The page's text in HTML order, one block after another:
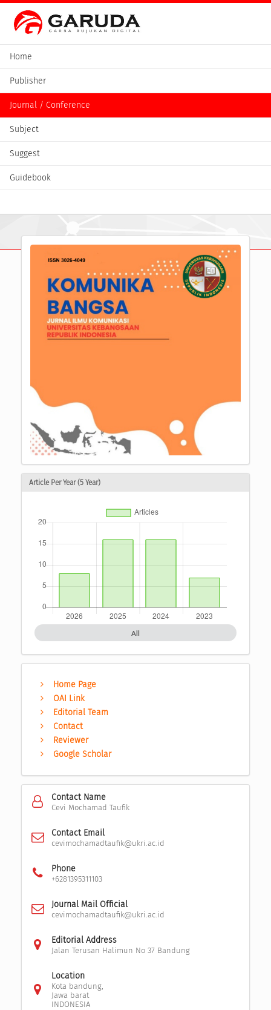
Home
Publisher
Journal / Conference
Subject
Suggest
Guidebook
Article Per Year (5 Year)
All
Home Page
OAI Link
Editorial Team
Contact
Reviewer
Google Scholar
Contact Name
Cevi Mochamad Taufik
Contact Email
cevimochamadtaufik@ukri.ac.id
Phone
+6281395311103
Journal Mail Official
cevimochamadtaufik@ukri.ac.id
Editorial Address
Jalan Terusan Halimun No 37 Bandung
Location
Kota bandung,
Jawa barat
INDONESIA